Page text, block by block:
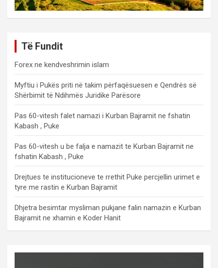
Të Fundit
Forex ne kendveshrimin islam
Myftiu i Pukës priti në takim përfaqësuesen e Qendrës së
Shërbimit të Ndihmës Juridike Parësore
Pas 60-vitesh falet namazi i Kurban Bajramit ne fshatin
Kabash , Puke
Pas 60-vitesh u be falja e namazit te Kurban Bajramit ne
fshatin Kabash , Puke
Drejtues te institucioneve te rrethit Puke percjellin urimet e
tyre me rastin e Kurban Bajramit
Dhjetra besimtar mysliman pukjane falin namazin e Kurban
Bajramit ne xhamin e Koder Hanit